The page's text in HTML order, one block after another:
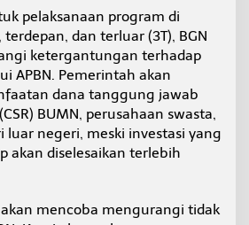
pelaksanaan program di
dan terluar (3T), BGN
ketergantungan terhadap
APBN. Pemerintah akan
dana tanggung jawab
BUMN, perusahaan swasta,
luar negeri, meski investasi yang
akan diselesaikan terlebih
mencoba mengurangi tidak